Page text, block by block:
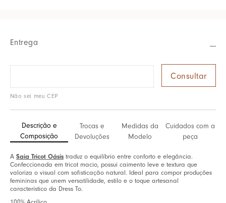
Entrega
Não sei meu CEP
Descrição e
Composição
Trocas e
Devoluções
Medidas da
Modelo
Cuidados com a
peça
A Saia Tricot Oásis traduz o equilíbrio entre conforto e elegância.
Confeccionada em tricot macio, possui caimento leve e textura que
valoriza o visual com sofisticação natural. Ideal para compor produções
femininas que unem versatilidade, estilo e o toque artesanal
característico da Dress To.